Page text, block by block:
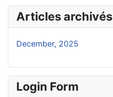
Articles archivés
December, 2025
Login Form